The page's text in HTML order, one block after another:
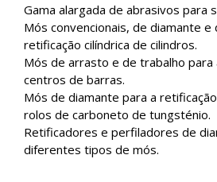
Gama alargada de abrasivos para
Mós convencionais, de diamante e
retificação cilíndrica de cilindros.
Mós de arrasto e de trabalho para
centros de barras.
Mós de diamante para a
rolos de carboneto de tungsténio.
Retificadores e perfiladores de
diferentes tipos de mós.